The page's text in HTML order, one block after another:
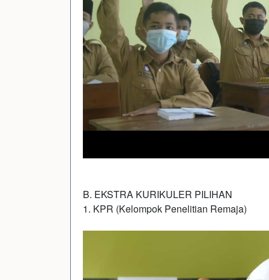
B. EKSTRA KURIKULER PILIHAN
1. KPR (Kelompok Penelitian Remaja)